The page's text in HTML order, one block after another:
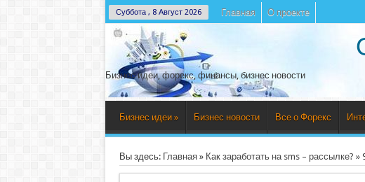
Суббота , 8 Август 2026 Главная О проекте
Бизнес идеи, форекс, финансы, бизнес новости
Бизнес идеи » Бизнес новости Все о Форекс
Вы здесь: Главная» Как заработать на sms – рассылке? »